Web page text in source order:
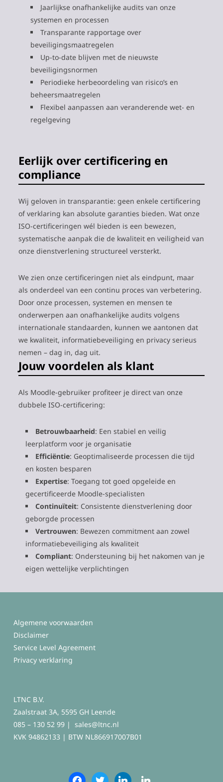
Jaarlijkse onafhankelijke audits van onze
systemen en processen
Transparante rapportage over
beveiligingsmaatregelen
Up-to-date blijven met de nieuwste
beveiligingsnormen
Periodieke herbeoordeling van risico’s en
beheersmaatregelen
Flexibel aanpassen aan veranderende wet- en
regelgeving
Eerlijk over certificering en
compliance
Wij geloven in transparantie: geen enkele certificering
of verklaring kan absolute garanties bieden. Wat onze
ISO-certificeringen wél bieden is een bewezen,
systematische aanpak die de kwaliteit en veiligheid van
onze dienstverlening structureel versterkt.
We zien onze certificeringen niet als eindpunt, maar
als onderdeel van een continu proces van verbetering.
Door onze processen, systemen en mensen te
onderwerpen aan onafhankelijke audits volgens
internationale standaarden, kunnen we aantonen dat
we kwaliteit, informatiebeveiliging en privacy serieus
nemen – dag in, dag uit.
Jouw voordelen als klant
Als Moodle-gebruiker profiteer je direct van onze
dubbele ISO-certificering:
Betrouwbaarheid: Een stabiel en veilig
leerplatform voor je organisatie
Efficiëntie: Geoptimaliseerde processen die tijd
en kosten besparen
Expertise: Toegang tot goed opgeleide en
gecertificeerde Moodle-specialisten
Continuïteit: Consistente dienstverlening door
geborgde processen
Vertrouwen: Bewezen commitment aan zowel
informatiebeveiliging als kwaliteit
Compliant: Ondersteuning bij het nakomen van je
eigen wettelijke verplichtingen
Algemene voorwaarden
Disclaimer
Service Level Agreement
Privacy verklaring
LTNC B.V.
Zaalstraat 3A, 5595 GH Leende
085 – 130 52 99 | sales@ltnc.nl
KVK 94862133 | BTW NL866917007B01